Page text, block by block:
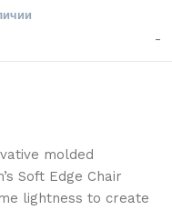
-
molded
Soft Edge Chair
lightness to create